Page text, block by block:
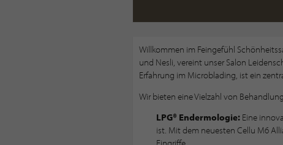
Willkommen im Feingefühl
und Nesli, vereint unser Salon
Erfahrung im Microblading, ist ein
Wir bieten eine Vielzahl von
LPG® Endermologie:Eine
ist. Mit dem neuesten Cellu M6